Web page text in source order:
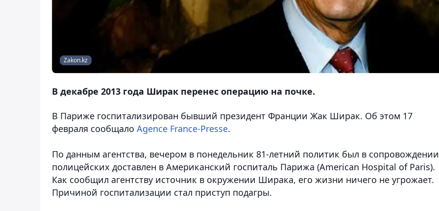
Zakon.kz
В декабре 2013 года Ширак перенес операцию на почке.
В Париже госпитализирован бывший президент Франции Жак Ширак. Об этом 17
февраля сообщало Agence France-Presse.
По данным агентства, вечером в понедельник 81-летний политик был в сопровождении
полицейских доставлен в Американский госпиталь Парижа (American Hospital of Paris).
Как сообщил агентству источник в окружении Ширака, его жизни ничего не угрожает.
Причиной госпитализации стал приступ подагры.